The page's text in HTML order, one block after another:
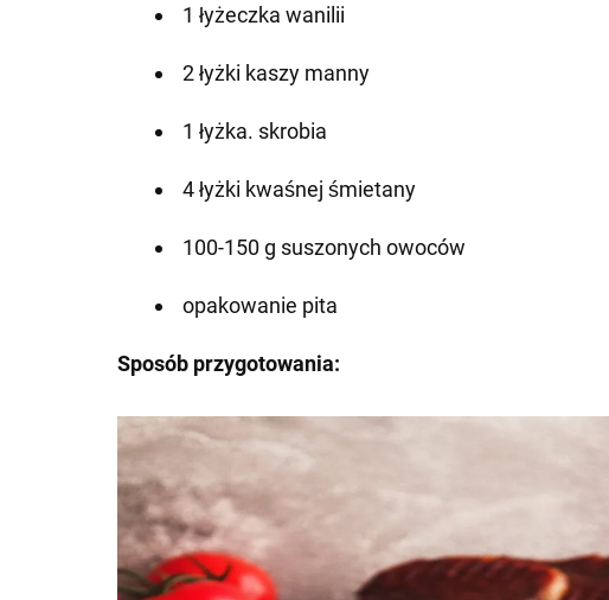
1 łyżeczka wanilii
2 łyżki kaszy manny
1 łyżka. skrobia
4 łyżki kwaśnej śmietany
100-150 g suszonych owoców
opakowanie pita
Sposób przygotowania: